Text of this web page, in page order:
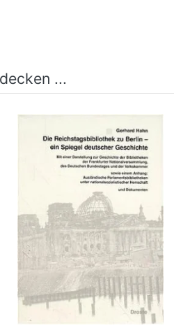
...
Die Reichstagsbibliothek zu
Berlin - ein Spiegel deutscher...
mehr Infos …
bestellen